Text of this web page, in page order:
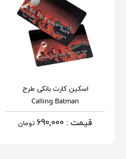
اسکین کارت بانکی طرح
Calling Batman
قیمت : 690,000 تومان